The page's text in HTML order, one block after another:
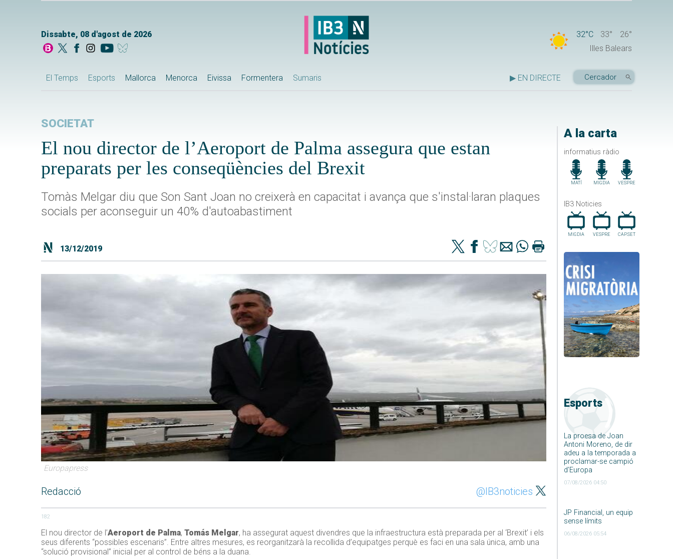
Dissabte, 08 d'agost de 2026 32°C 33°
26°
Illes Balears
El Temps Esports Mallorca Menorca Eivissa Formentera Sumaris ▶ EN DIRECTE
A la carta
informatius ràdio
MATÍ MIGDIA VESPRE
IB3 Noticies
MIGDIA VESPRE CAP.SET
Esports
La proesa de Joan
Antoni Moreno, de dir
adeu a la temporada a
proclamar-se campió
d’Europa
07/08/2026 04:50
JP Financial, un equip
sense límits
06/08/2026 05:54
SOCIETAT
El nou director de l’Aeroport de Palma assegura que estan
preparats per les conseqüències del Brexit
Tomàs Melgar diu que Son Sant Joan no creixerà en capacitat i avança que s'instal·laran plaques
socials per aconseguir un 40% d'autoabastiment
13/12/2019
Europapress
Redacció @IB3noticies
182
El nou director de l’Aeroport de Palma, Tomás Melgar, ha assegurat aquest divendres que la infraestructura està preparada per al ‘Brexit’ i els
seus diferents “possibles escenaris”. Entre altres mesures, es reorganitzarà la recollida d’equipatges perquè es faci en una sala única, amb una
“solució provisional” inicial per al control de béns a la duana.